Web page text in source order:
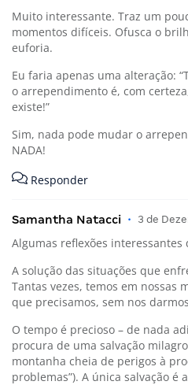
Muito interessante. Traz um
momentos difíceis. Ofusca o
euforia.
Eu faria apenas uma alteração:
o arrependimento é, com
existe!”
Sim, nada pode mudar o
NADA!
Responder
Samantha Natacci • 3 de
Algumas reflexões
A solução das situações que
Tantas vezes, temos em nossas
que precisamos, sem nos
O tempo é precioso – de nada
procura de uma salvação
montanha cheia de perigos à
problemas”). A única salvação é